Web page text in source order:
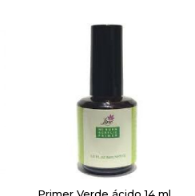
Primer Verde ácido 14 ml